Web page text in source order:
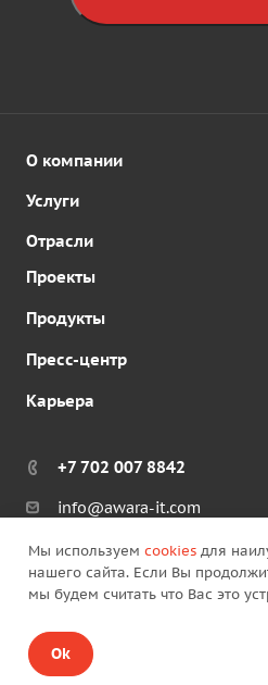
О компании
Услуги
Отрасли
Проекты
Продукты
Пресс-центр
Карьера
+7 702 007 8842
info@awara-it.com
© 2026 ТОО "Авара Ай Ти
Политика конфиденциальности
Мы используем cookies для
нашего сайта. Если Вы
мы будем считать что Вас это
Ok